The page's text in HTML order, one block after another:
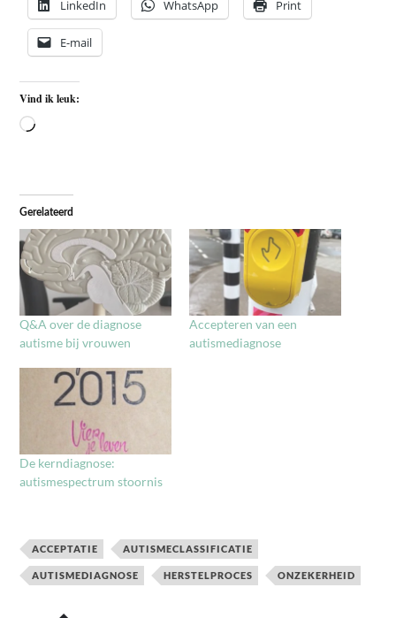
LinkedIn WhatsApp Print
E-mail
Vind ik leuk:
Gerelateerd
Q&A over de diagnose
autisme bij vrouwen
Accepteren van een
autismediagnose
De kerndiagnose:
autismespectrum stoornis
ACCEPTATIE AUTISMECLASSIFICATIE
AUTISMEDIAGNOSE HERSTELPROCES ONZEKERHEID